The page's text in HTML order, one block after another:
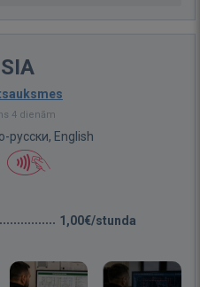
4 dienām
русски, English
1,00€/stunda